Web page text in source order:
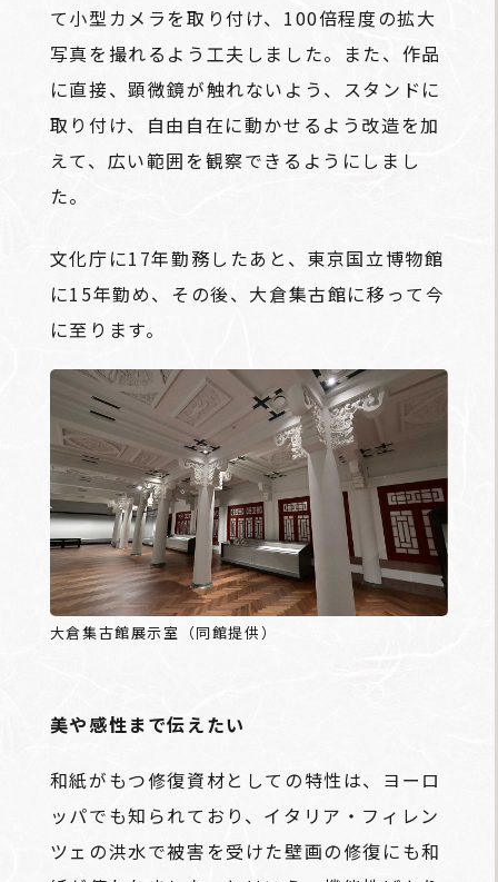
て小型カメラを取り付け、100倍程度の拡大
写真を撮れるよう工夫しました。また、作品
に直接、顕微鏡が触れないよう、スタンドに
取り付け、自由自在に動かせるよう改造を加
えて、広い範囲を観察できるようにしまし
た。
文化庁に17年勤務したあと、東京国立博物館
に15年勤め、その後、大倉集古館に移って今
に至ります。
大倉集古館展示室（同館提供）
美や感性まで伝えたい
和紙がもつ修復資材としての特性は、ヨーロ
ッパでも知られており、イタリア・フィレン
ツェの洪水で被害を受けた壁画の修復にも和